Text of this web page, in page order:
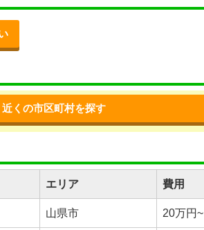
近くの市区町村を探す
エリア 費用
山県市 20万円~